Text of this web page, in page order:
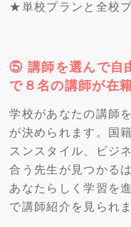
★単校プランと全校
⑤ 講師を選んで自
で８名の講師が在籍
学校があなたの講師
が決められます。国
スンスタイル、ビジ
合う先生が見つかる
あなたらしく学習を
で講師紹介を見られま